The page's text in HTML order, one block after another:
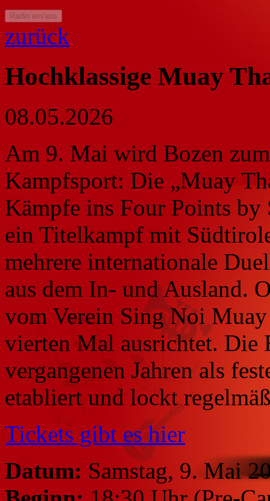
Radio ein/aus
zurück
Hochklassige Muay
08.05.2026
Am 9. Mai wird Bozen
Kampfsport: Die „Muay
Kämpfe ins Four Points
ein Titelkampf mit
mehrere internationale
aus dem In- und Ausland.
vom Verein Sing Noi
vierten Mal ausrichtet. Die
vergangenen Jahren als
etabliert und lockt
Tickets gibt es hier
Datum: Samstag, 9. Mai